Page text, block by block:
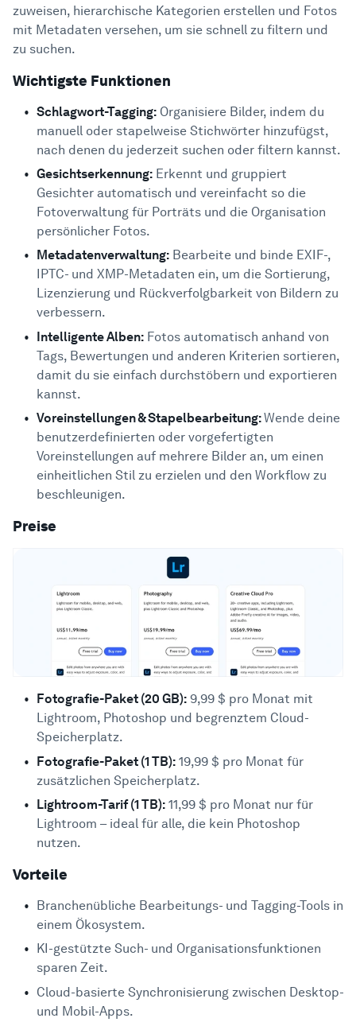
zuweisen, hierarchische Kategorien erstellen und Fotos
mit Metadaten versehen, um sie schnell zu filtern und
zu suchen.
Wichtigste Funktionen
Schlagwort-Tagging: Organisiere Bilder, indem du
manuell oder stapelweise Stichwörter hinzufügst,
nach denen du jederzeit suchen oder filtern kannst.
Gesichtserkennung: Erkennt und gruppiert
Gesichter automatisch und vereinfacht so die
Fotoverwaltung für Porträts und die Organisation
persönlicher Fotos.
Metadatenverwaltung: Bearbeite und binde EXIF-,
IPTC- und XMP-Metadaten ein, um die Sortierung,
Lizenzierung und Rückverfolgbarkeit von Bildern zu
verbessern.
Intelligente Alben: Fotos automatisch anhand von
Tags, Bewertungen und anderen Kriterien sortieren,
damit du sie einfach durchstöbern und exportieren
kannst.
Voreinstellungen & Stapelbearbeitung:Wende deine
benutzerdefinierten oder vorgefertigten
Voreinstellungen auf mehrere Bilder an, um einen
einheitlichen Stil zu erzielen und den Workflow zu
beschleunigen.
Preise
Fotografie-Paket (20 GB): 9,99 $ pro Monat mit
Lightroom, Photoshop und begrenztem Cloud-
Speicherplatz.
Fotografie-Paket (1 TB): 19,99 $ pro Monat für
zusätzlichen Speicherplatz.
Lightroom-Tarif (1 TB): 11,99 $ pro Monat nur für
Lightroom – ideal für alle, die kein Photoshop
nutzen.
Vorteile
Branchenübliche Bearbeitungs- und Tagging-Tools in
einem Ökosystem.
KI-gestützte Such- und Organisationsfunktionen
sparen Zeit.
Cloud-basierte Synchronisierung zwischen Desktop-
und Mobil-Apps.